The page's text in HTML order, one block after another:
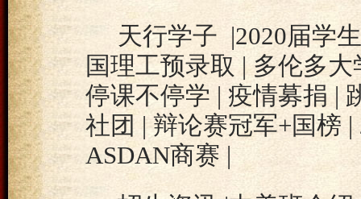
天行学子 |2020届学
国理工预录取 | 多伦多
停课不停学 | 疫情募捐 |
社团 | 辩论赛冠军+国榜
ASDAN商赛 |